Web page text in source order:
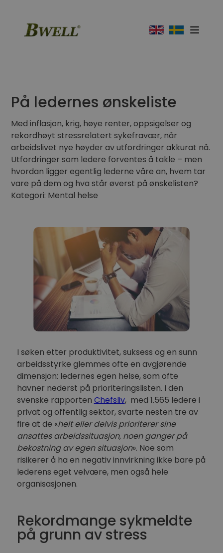
På ledernes ønskeliste
Med inflasjon, krig, høye renter, oppsigelser og
rekordhøyt stressrelatert sykefravær, når
arbeidslivet nye høyder av utfordringer akkurat nå.
Utfordringer som ledere forventes å takle – men
hvordan ligger egentlig lederne våre an, hvem tar
vare på dem og hva står øverst på ønskelisten?
Kategori: Mental helse
I søken etter produktivitet, suksess og en sunn
arbeidsstyrke glemmes ofte en avgjørende
dimensjon: ledernes egen helse, som ofte
havner nederst på prioriteringslisten. I den
svenske rapporten Chefsliv, med 1.565 ledere i
privat og offentlig sektor, svarte nesten tre av
fire at de «helt eller delvis prioriterer sine
ansattes arbeidssituasjon, noen ganger på
bekostning av egen situasjon». Noe som
risikerer å ha en negativ innvirkning ikke bare på
lederens eget velvære, men også hele
organisasjonen.
Rekordmange sykmeldte
på grunn av stress